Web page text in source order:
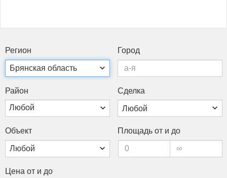
Ре­ги­он Го­род
Рай­он
Любой
Сдел­ка
Объ­ект Пло­щадь от и до
Це­на от и до